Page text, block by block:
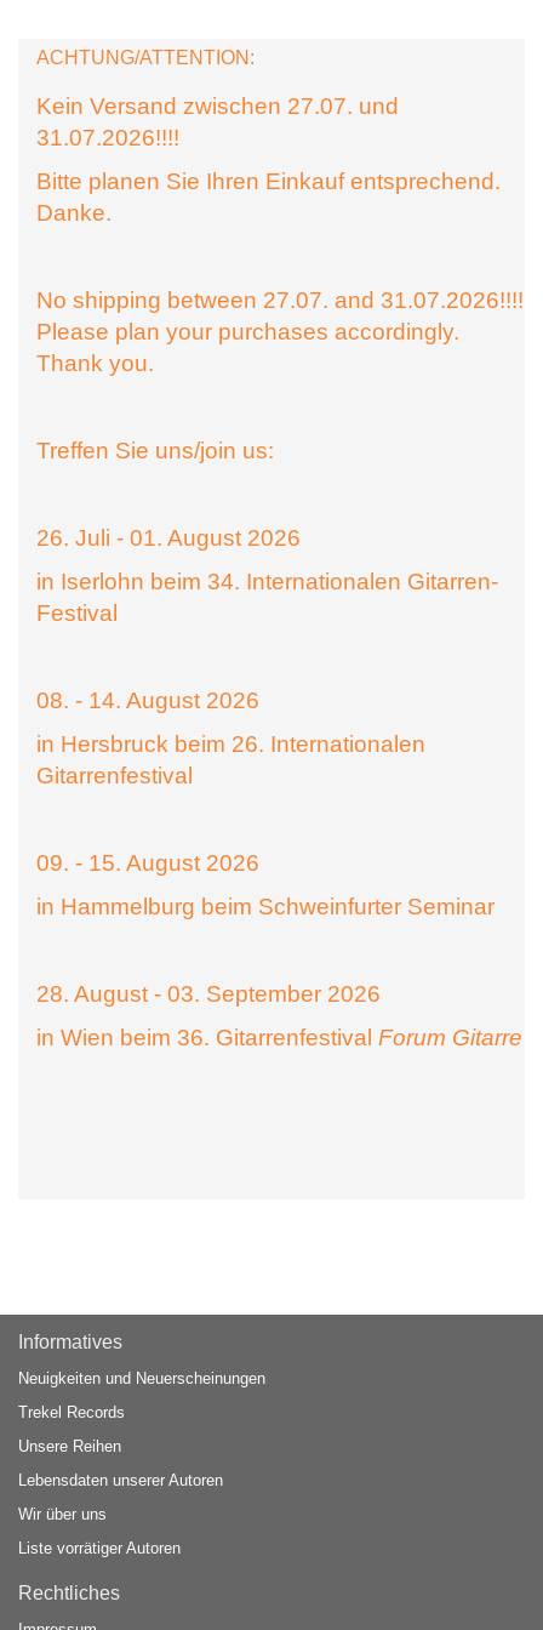
ACHTUNG/ATTENTION:
Kein Versand zwischen 27.07. und
31.07.2026!!!!
Bitte planen Sie Ihren Einkauf entsprechend.
Danke.
No shipping between 27.07. and 31.07.2026!!!!
Please plan your purchases accordingly.
Thank you.
Treffen Sie uns/join us:
26. Juli - 01. August 2026
in Iserlohn beim 34. Internationalen Gitarren-
Festival
08. - 14. August 2026
in Hersbruck beim 26. Internationalen
Gitarrenfestival
09. - 15. August 2026
in Hammelburg beim Schweinfurter Seminar
28. August - 03. September 2026
in Wien beim 36. Gitarrenfestival Forum Gitarre
Informatives
Neuigkeiten und Neuerscheinungen
Trekel Records
Unsere Reihen
Lebensdaten unserer Autoren
Wir über uns
Liste vorrätiger Autoren
Rechtliches